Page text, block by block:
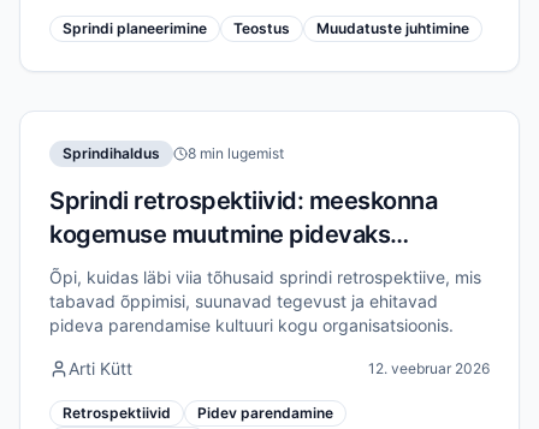
Sprindi planeerimine Teostus Muudatuste juhtimine
Sprindihaldus 8 min lugemist
Sprindi retrospektiivid: meeskonna
kogemuse muutmine pidevaks
parendamiseks
Õpi, kuidas läbi viia tõhusaid sprindi retrospektiive, mis
tabavad õppimisi, suunavad tegevust ja ehitavad
pideva parendamise kultuuri kogu organisatsioonis.
Arti Kütt 12. veebruar 2026
Retrospektiivid
Pidev parendamine